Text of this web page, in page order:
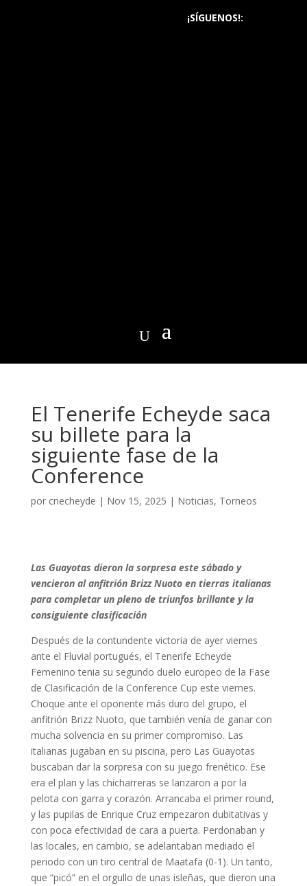
¡SÍGUENOS!:
El Tenerife Echeyde saca
su billete para la
siguiente fase de la
Conference
por cnecheyde | Nov 15, 2025 | Noticias, Torneos
Las Guayotas dieron la sorpresa este sábado y
vencieron al anfitrión Brizz Nuoto en tierras italianas
para completar un pleno de triunfos brillante y la
consiguiente clasificación
Después de la contundente victoria de ayer viernes
ante el Fluvial portugués, el Tenerife Echeyde
Femenino tenia su segundo duelo europeo de la Fase
de Clasificación de la Conference Cup este viernes.
Choque ante el oponente más duro del grupo, el
anfitrión Brizz Nuoto, que también venía de ganar con
mucha solvencia en su primer compromiso. Las
italianas jugaban en su piscina, pero Las Guayotas
buscaban dar la sorpresa con su juego frenético. Ese
era el plan y las chicharreras se lanzaron a por la
pelota con garra y corazón. Arrancaba el primer round,
y las pupilas de Enrique Cruz empezaron dubitativas y
con poca efectividad de cara a puerta. Perdonaban y
las locales, en cambio, se adelantaban mediado el
periodo con un tiro central de Maatafa (0-1). Un tanto,
que “picó” en el orgullo de unas isleñas, que dieron una